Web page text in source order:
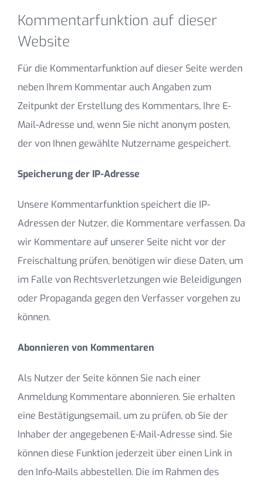
Kommentarfunktion auf dieser
Website
Für die Kommentarfunktion auf dieser Seite werden
neben Ihrem Kommentar auch Angaben zum
Zeitpunkt der Erstellung des Kommentars, Ihre E-
Mail-Adresse und, wenn Sie nicht anonym posten,
der von Ihnen gewählte Nutzername gespeichert.
Speicherung der IP-Adresse
Unsere Kommentarfunktion speichert die IP-
Adressen der Nutzer, die Kommentare verfassen. Da
wir Kommentare auf unserer Seite nicht vor der
Freischaltung prüfen, benötigen wir diese Daten, um
im Falle von Rechtsverletzungen wie Beleidigungen
oder Propaganda gegen den Verfasser vorgehen zu
können.
Abonnieren von Kommentaren
Als Nutzer der Seite können Sie nach einer
Anmeldung Kommentare abonnieren. Sie erhalten
eine Bestätigungsemail, um zu prüfen, ob Sie der
Inhaber der angegebenen E-Mail-Adresse sind. Sie
können diese Funktion jederzeit über einen Link in
den Info-Mails abbestellen. Die im Rahmen des